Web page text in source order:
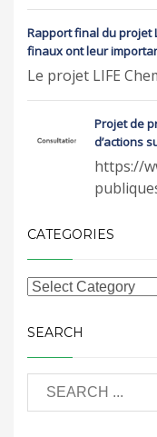
Rapport final du projet
finaux ont leur
Le projet LIFE
Projet de
d’actions
https://
CATEGORIES
SEARCH